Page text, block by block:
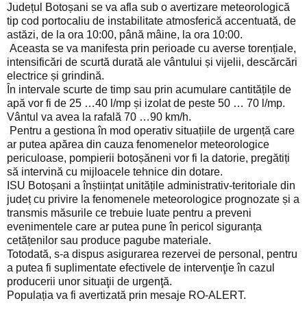
Județul Botoșani se va afla sub o avertizare meteorologică
tip cod portocaliu de instabilitate atmosferică accentuată, de
astăzi, de la ora 10:00, până mâine, la ora 10:00.
Aceasta se va manifesta prin perioade cu averse torențiale,
intensificări de scurtă durată ale vântului și vijelii, descărcări
electrice și grindină.
În intervale scurte de timp sau prin acumulare cantitățile de
apă vor fi de 25 …40 l/mp și izolat de peste 50 … 70 l/mp.
Vântul va avea la rafală 70 …90 km/h.
Pentru a gestiona în mod operativ situațiile de urgență care
ar putea apărea din cauza fenomenelor meteorologice
periculoase, pompierii botoșăneni vor fi la datorie, pregătiți
să intervină cu mijloacele tehnice din dotare.
ISU Botoșani a înștiințat unitățile administrativ-teritoriale din
județ cu privire la fenomenele meteorologice prognozate și a
transmis măsurile ce trebuie luate pentru a preveni
evenimentele care ar putea pune în pericol siguranța
cetățenilor sau produce pagube materiale.
Totodată, s-a dispus asigurarea rezervei de personal, pentru
a putea fi suplimentate efectivele de intervenţie în cazul
producerii unor situaţii de urgenţă.
Populația va fi avertizată prin mesaje RO-ALERT.